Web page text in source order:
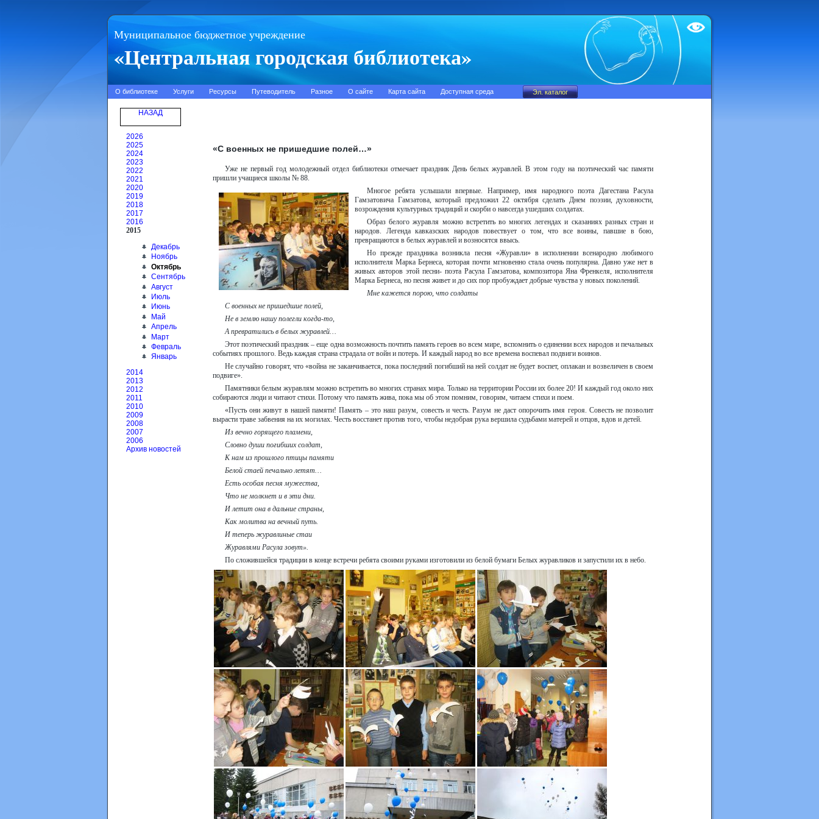
Муниципальное бюджетное учреждение
«Центральная городская библиотека»
Test
О библиотеке Услуги Ресурсы Путеводитель Разное О сайте Карта сайта Доступная среда
НАЗАД
2026
2025
2024
2023
2022
2021
2020
2019
2018
2017
2016
2015
Декабрь
Ноябрь
Октябрь
Сентябрь
Август
Июль
Июнь
Май
Апрель
Март
Февраль
Январь
2014
2013
2012
2011
2010
2009
2008
2007
2006
Архив новостей
«С военных не пришедшие полей…»
Уже не первый год молодежный отдел библиотеки отмечает праздник День белых журавлей. В этом году на поэтический час памяти
пришли учащиеся школы № 88.
Многое ребята услышали впервые. Например, имя народного поэта Дагестана Расула
Гамзатовича Гамзатова, который предложил 22 октября сделать Днем поэзии, духовности,
возрождения культурных традиций и скорби о навсегда ушедших солдатах.
Образ белого журавля можно встретить во многих легендах и сказаниях разных стран и
народов. Легенда кавказских народов повествует о том, что все воины, павшие в бою,
превращаются в белых журавлей и возносятся ввысь.
Но прежде праздника возникла песня «Журавли» в исполнении всенародно любимого
исполнителя Марка Бернеса, которая почти мгновенно стала очень популярна. Давно уже нет в
живых авторов этой песни- поэта Расула Гамзатова, композитора Яна Френкеля, исполнителя
Марка Бернеса, но песня живет и до сих пор пробуждает добрые чувства у новых поколений.
Мне кажется порою, что солдаты
С военных не пришедшие полей,
Не в землю нашу полегли когда-то,
А превратились в белых журавлей…
Этот поэтический праздник – еще одна возможность почтить память героев во всем мире, вспомнить о единении всех народов и печальных
событиях прошлого. Ведь каждая страна страдала от войн и потерь. И каждый народ во все времена воспевал подвиги воинов.
Не случайно говорят, что «война не заканчивается, пока последний погибший на ней солдат не будет воспет, оплакан и возвеличен в своем
подвиге».
Памятники белым журавлям можно встретить во многих странах мира. Только на территории России их более 20! И каждый год около них
собираются люди и читают стихи. Потому что память жива, пока мы об этом помним, говорим, читаем стихи и поем.
«Пусть они живут в нашей памяти! Память – это наш разум, совесть и честь. Разум не даст опорочить имя героя. Совесть не позволит
вырасти траве забвения на их могилах. Честь восстанет против того, чтобы недобрая рука вершила судьбами матерей и отцов, вдов и детей.
Из вечно горящего пламени,
Словно души погибших солдат,
К нам из прошлого птицы памяти
Белой стаей печально летят…
Есть особая песня мужества,
Что не молкнет и в эти дни.
И летит она в дальние страны,
Как молитва на вечный путь.
И теперь журавлиные стаи
Журавлями Расула зовут».
По сложившейся традиции в конце встречи ребята своими руками изготовили из белой бумаги Белых журавликов и запустили их в небо.